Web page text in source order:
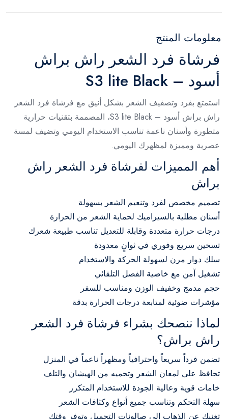
معلومات المنتج
فرشاة فرد الشعر راش براش
أسود – S3 lite Black
استمتع بفرد وتصفيف الشعر بشكل أنيق مع فرشاة فرد الشعر
راش براش أسود – S3 lite Black، المصممة بتقنيات حرارية
متطورة وأسنان ناعمة تناسب الاستخدام اليومي وتضيف لمسة
عصرية ومميزة لمظهرك اليومي.
أهم المميزات لفرشاة فرد الشعر راش
براش
تصميم مخصص لفرد وتنعيم الشعر بسهولة
أسنان مطلية بالسيراميك لحماية الشعر من الحرارة
درجات حرارة متعددة وقابلة للتعديل تناسب طبيعة شعرك
تسخين سريع وفوري في ثوانٍ معدودة
سلك دوار مرن لسهولة الحركة والاستخدام
تشغيل آمن مع خاصية الفصل التلقائي
حجم مدمج وخفيف الوزن ومناسب للسفر
مؤشرات ضوئية لمتابعة درجات الحرارة بدقة
لماذا ننصحك بشراء فرشاة فرد الشعر
راش براش؟
تضمن فرداً سريعاً واحترافياً ومظهراً ناعماً في المنزل
تحافظ على لمعان الشعر وتحميه من الهيشان والتلف
خامات قوية وعالية الجودة للاستخدام المتكرر
سهلة التحكم وتناسب جميع أنواع وكثافات الشعر
تغنيك عن الذهاب إلى صالونات التجميل وتوفر وقتك